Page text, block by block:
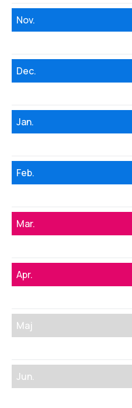
Nov.
Dec.
Jan.
Feb.
Mar.
Apr.
Maj
Jun.